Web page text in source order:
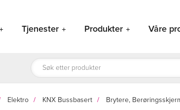
Tjenester Produkter Våre
Products
search
Elektro KNX Bussbasert Brytere,